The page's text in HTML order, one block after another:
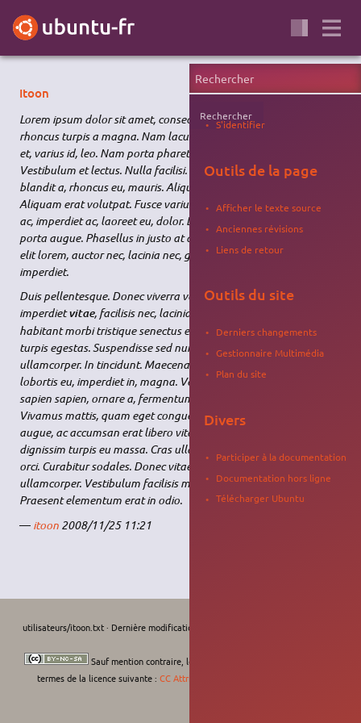
Itoon
Lorem ipsum dolor sit amet, consectetuer adipiscing elit. Duis
rhoncus turpis a magna. Nam lacus erat, posuere in, pellentesque
et, varius id, leo. Nam porta pharetra nunc. Quisque velit.
Vestibulum et lectus. Nulla facilisi. Morbi ipsum odio, egestas sed,
blandit a, rhoncus eu, mauris. Aliquam sagittis pharetra urna.
Aliquam erat volutpat. Fusce varius. Etiam ante magna, dictum
ac, imperdiet ac, laoreet eu, dolor. Donec non urna. Donec dictum
porta augue. Phasellus in justo at augue imperdiet tempus. Cras
elit lorem, auctor nec, lacinia nec, gravida facilisis, turpis. Fusce
imperdiet.
Duis pellentesque. Donec viverra volutpat eros. Duis nunc nisl,
imperdietvitae, facilisis nec, lacinia eget, lacus. Pellentesque
habitant morbi tristique senectus et netus et malesuada fames ac
turpis egestas. Suspendisse sed nunc non turpis interdum
ullamcorper. In tincidunt. Maecenas leo metus, dictum eget,
lobortis eu, imperdiet in, magna. Vestibulum metus. Praesent
sapien sapien, ornare a, fermentum quis, rhoncus eu, orci.
Vivamus mattis, quam eget congue sodales, diam risus egestas
augue, ac accumsan erat libero vitae libero. Pellentesque
dignissim turpis eu massa. Cras ullamcorper molestie felis. Morbi
orci. Curabitur sodales. Donec vitae nunc at ante varius
ullamcorper. Vestibulum facilisis magna non eros. Sed pharetra.
Praesent elementum erat in odio.
— itoon 2008/11/25 11:21
utilisateurs/itoon.txt· Dernière modification :
Sauf mention contraire, le contenu de ce wiki est placé sous les
termes de la licence suivante : CC Attribution-Noncommercial-Share Alike 4.0
Rechercher
S'identifier
Outils de la page
Afficher le texte source
Anciennes révisions
Liens de retour
Outils du site
Derniers changements
Gestionnaire Multimédia
Plan du site
Divers
Participer à la documentation
Documentation hors ligne
Télécharger Ubuntu